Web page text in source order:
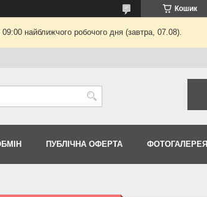
Кошик
найближчого робочого дня (завтра, 07.08).
ПУБЛІЧНА ОФЕРТА ФОТОГАЛЕРЕЯ